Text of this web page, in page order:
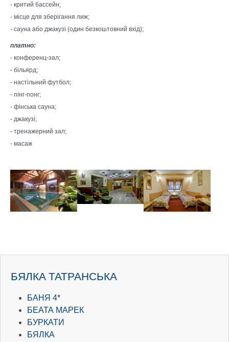
БЯЛКА ТАТРАНСЬКА
БАНЯ 4*
БЕАТА МАРЕК
БУРКАТИ
БЯЛКА
- критий басcейн;
- місце для зберігання лиж;
- сауна або джакузі (один безкоштовний вхід);
платно:
- конференц-зал;
- більярд;
- настільний футбол;
- пінг-понг;
- фінська сауна;
- джакузі;
- тренажерний зал;
- масаж
Show larger versionShow larger versionShow larger version